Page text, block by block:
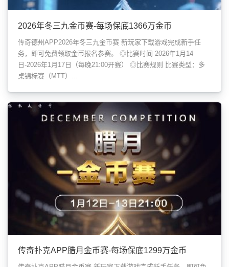
2026年冬三九金币赛-每场保底1366万金币
传奇德州APP2026年冬三九金币赛 新玩家下载游戏完成新手任
务，即可免费领取金币报名参赛。 ◎比赛时间 2026年1月14
日-2026年1月17日（每晚21:00开赛） ◎比赛规则 比赛类型：多
桌锦标赛（MTT）...
传奇扑克APP腊月金币赛-每场保底1299万金币